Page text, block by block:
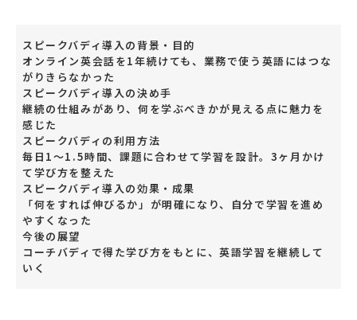
スピークバディ導入の背景・目的
オンライン英会話を1年続けても、業務で使う英語にはつな
がりきらなかった
スピークバディ導入の決め手
継続の仕組みがあり、何を学ぶべきかが見える点に魅力を
感じた
スピークバディの利用方法
毎日1〜1.5時間、課題に合わせて学習を設計。3ヶ月かけ
て学び方を整えた
スピークバディ導入の効果・成果
「何をすれば伸びるか」が明確になり、自分で学習を進め
やすくなった
今後の展望
コーチバディで得た学び方をもとに、英語学習を継続して
いく